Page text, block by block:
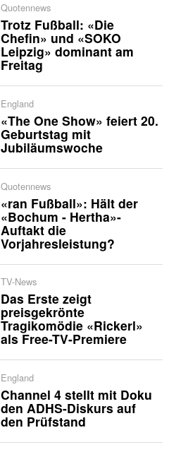
Quotennews
Trotz Fußball: «Die
Chefin» und «SOKO
Leipzig» dominant am
Freitag
England
«The One Show» feiert 20.
Geburtstag mit
Jubiläumswoche
Quotennews
«ran Fußball»: Hält der
«Bochum - Hertha»-
Auftakt die
Vorjahresleistung?
TV-News
Das Erste zeigt
preisgekrönte
Tragikomödie «Rickerl»
als Free-TV-Premiere
England
Channel 4 stellt mit Doku
den ADHS-Diskurs auf
den Prüfstand